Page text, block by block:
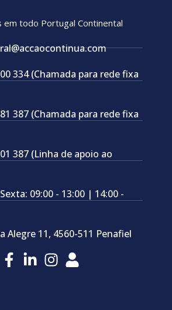
em todo Portugal Continental
334 (Chamada para rede fixa
387 (Chamada para rede fixa
387 (Linha de apoio ao
09:00 - 13:00 | 14:00 -
Alegre 11, 4560-511 Penafiel